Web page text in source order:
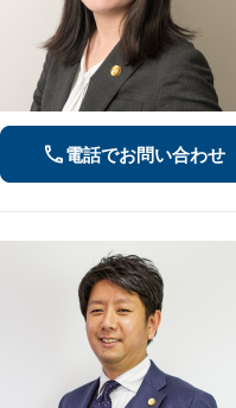
電話でお問い合わせ